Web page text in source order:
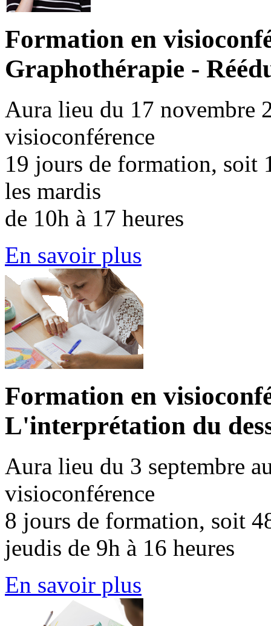
Formation en
Graphothérapie -
Aura lieu du 17 novembre
visioconférence
19 jours de formation, soit
les mardis
de 10h à 17 heures
En savoir plus
Formation en
L'interprétation du
Aura lieu du 3 septembre
visioconférence
8 jours de formation, soit
jeudis de 9h à 16 heures
En savoir plus